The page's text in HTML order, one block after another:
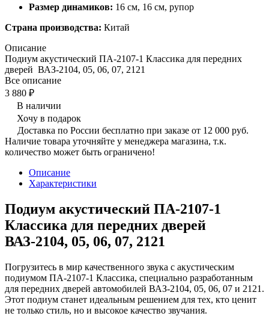
Размер динамиков: 16 см, 16 см, рупор
Страна производства: Китай
Описание
Подиум акустический ПА-2107-1 Классика для передних
дверей ВАЗ-2104, 05, 06, 07, 2121
Все описание
3 880 ₽
В наличии
Хочу в подарок
Доставка по России бесплатно при заказе от 12 000 руб.
Наличие товара уточняйте у менеджера магазина, т.к.
количество может быть ограничено!
Описание
Характеристики
Подиум акустический ПА-2107-1
Классика для передних дверей
ВАЗ-2104, 05, 06, 07, 2121
Погрузитесь в мир качественного звука с акустическим
подиумом ПА-2107-1 Классика, специально разработанным
для передних дверей автомобилей ВАЗ-2104, 05, 06, 07 и 2121.
Этот подиум станет идеальным решением для тех, кто ценит
не только стиль, но и высокое качество звучания.